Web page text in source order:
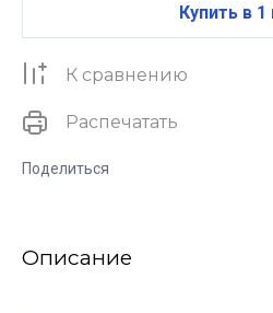
Купить в 1
К сравнению
Поделиться
Распечатать
Описание